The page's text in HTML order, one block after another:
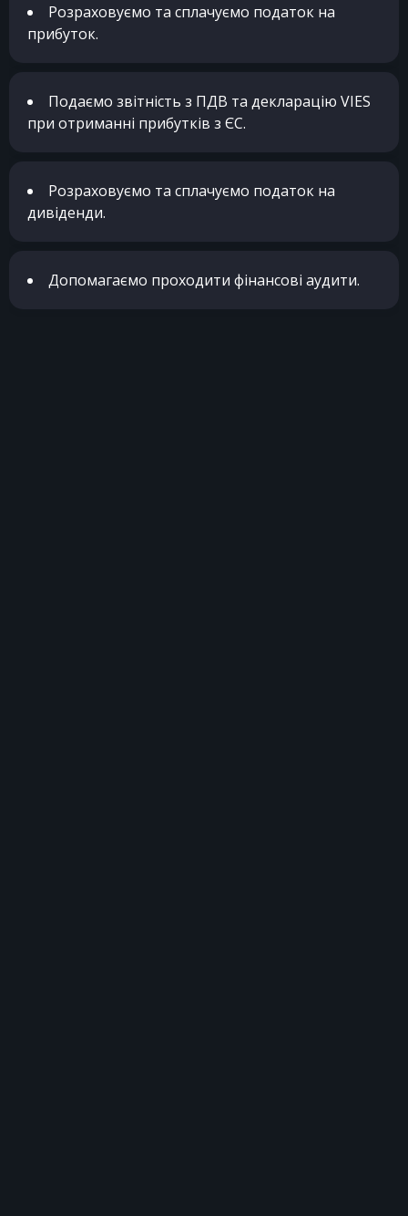
Розраховуємо та сплачуємо податок на
прибуток.
Подаємо звітність з ПДВ та декларацію VIES
при отриманні прибутків з ЄС.
Розраховуємо та сплачуємо податок на
дивіденди.
Допомагаємо проходити фінансові аудити.